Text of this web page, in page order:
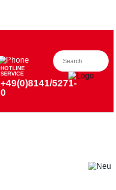
HOTLINE
SERVICE
+49(0)8141/5271-
0